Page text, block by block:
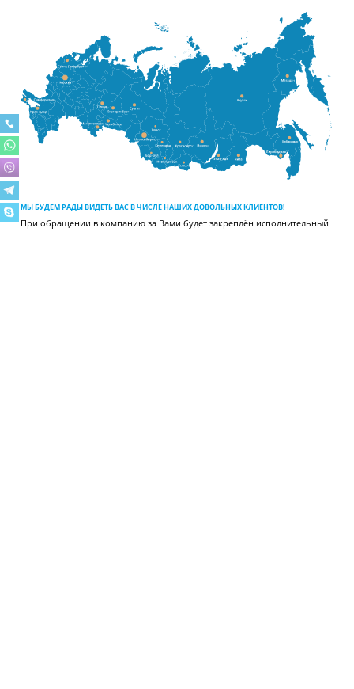
МЫ БУДЕМ РАДЫ ВИДЕТЬ ВАС В ЧИСЛЕ НАШИХ ДОВОЛЬНЫХ КЛИЕНТОВ!
При обращении в компанию за Вами будет закреплён исполнительный